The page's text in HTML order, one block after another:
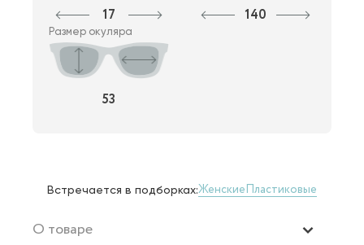
17 140
Размер окуляра
53
Встречается в подборках:ЖенскиеПластиковые
О товаре